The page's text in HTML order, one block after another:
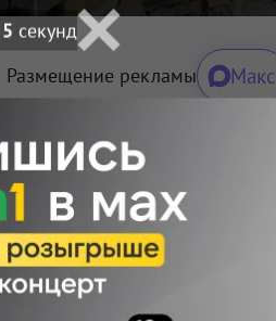
Размещение рекламы Макс
Поделиться
4 секунд